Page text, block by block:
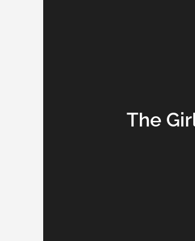
The